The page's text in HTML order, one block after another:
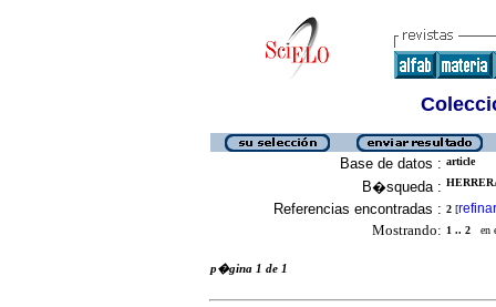
Base de datos : article
B�squeda :
Referencias encontradas : 2 [refinar
Mostrando: 1 .. 2 en
p�gina 1 de 1